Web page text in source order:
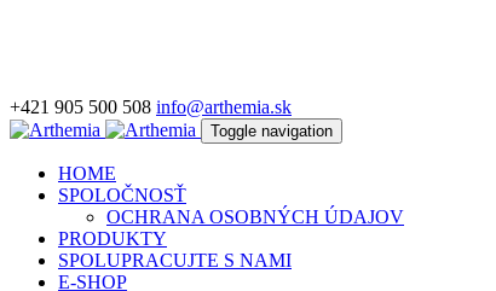
+421 905 500 508 info@arthemia.sk
Toggle navigation
HOME
SPOLOČNOSŤ
OCHRANA OSOBNÝCH ÚDAJOV
PRODUKTY
SPOLUPRACUJTE S NAMI
E-SHOP